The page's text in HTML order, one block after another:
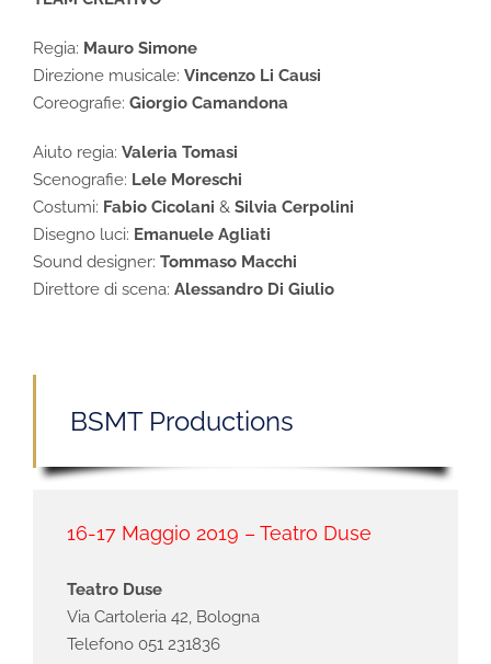
Regia: Mauro Simone
Direzione musicale: Vincenzo Li Causi
Coreografie: Giorgio Camandona
Aiuto regia: Valeria Tomasi
Scenografie: Lele Moreschi
Costumi: Fabio Cicolani & Silvia Cerpolini
Disegno luci: Emanuele Agliati
Sound designer: Tommaso Macchi
Direttore di scena: Alessandro Di Giulio
BSMT Productions
16-17 Maggio 2019 – Teatro Duse
Teatro Duse
Via Cartoleria 42, Bologna
Telefono 051 231836